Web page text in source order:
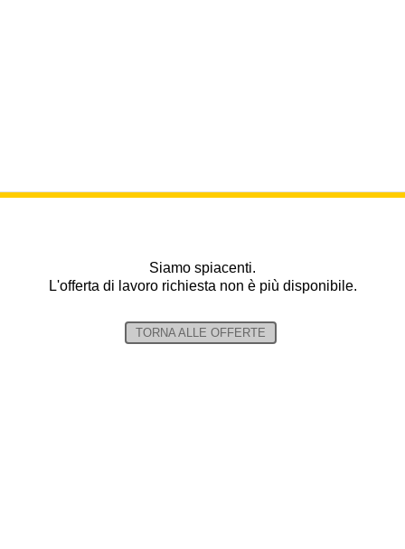
Siamo spiacenti.
L'offerta di lavoro richiesta non è più disponibile.
TORNA ALLE OFFERTE